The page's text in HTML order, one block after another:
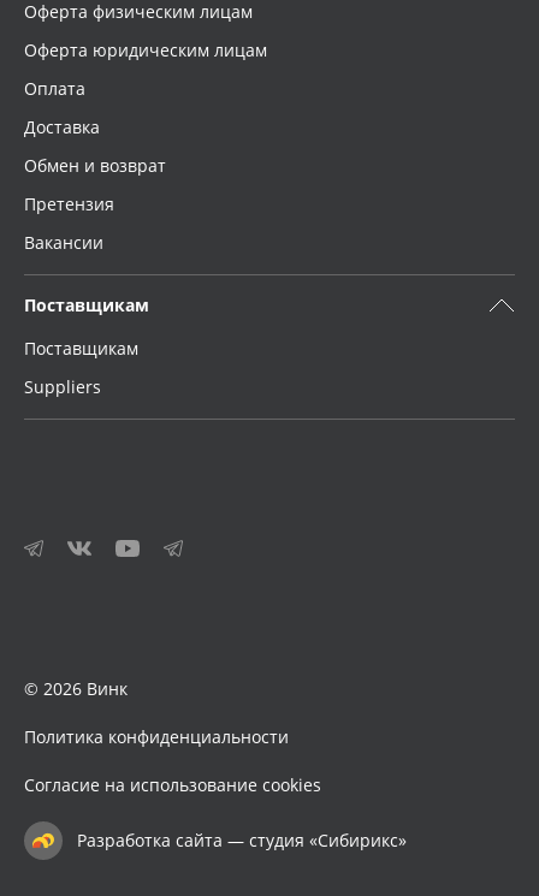
Оферта физическим лицам
Оферта юридическим лицам
Оплата
Доставка
Обмен и возврат
Претензия
Вакансии
Поставщикам
Поставщикам
Suppliers
© 2026 Винк
Политика конфиденциальности
Согласие на использование cookies
Разработка сайта — студия «Сибирикс»